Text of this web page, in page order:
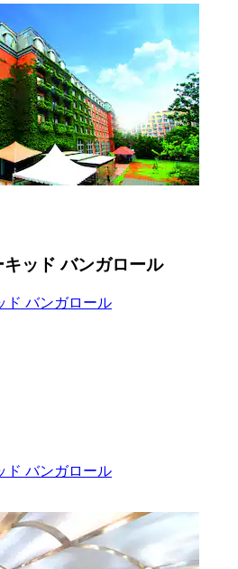
ッド バンガロール
ド バンガロール
ド バンガロール